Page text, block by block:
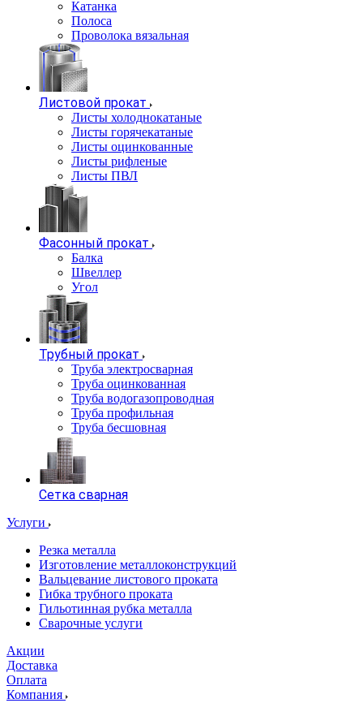
Катанка
Полоса
Проволока вязальная
Листовой прокат
Листы холоднокатаные
Листы горячекатаные
Листы оцинкованные
Листы рифленые
Листы ПВЛ
Фасонный прокат
Балка
Швеллер
Угол
Трубный прокат
Труба электросварная
Труба оцинкованная
Труба водогазопроводная
Труба профильная
Труба бесшовная
Сетка сварная
Услуги
Резка металла
Изготовление металлоконструкций
Вальцевание листового проката
Гибка трубного проката
Гильотинная рубка металла
Сварочные услуги
Акции
Доставка
Оплата
Компания